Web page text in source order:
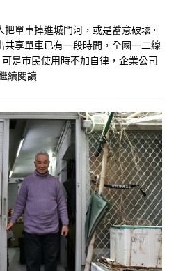
單車掉進城門河，或是蓄意破壞。
享單車已有一段時間，全國一二線
是市民使用時不加自律，企業公司
續閱讀